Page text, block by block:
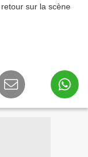
retour sur la scène